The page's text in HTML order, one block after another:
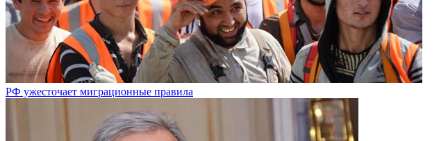
РФ ужесточает миграционные правила